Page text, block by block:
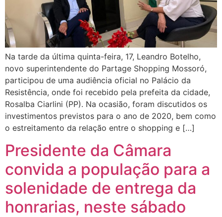
Na tarde da última quinta-feira, 17, Leandro Botelho,
novo superintendente do Partage Shopping Mossoró,
participou de uma audiência oficial no Palácio da
Resistência, onde foi recebido pela prefeita da cidade,
Rosalba Ciarlini (PP). Na ocasião, foram discutidos os
investimentos previstos para o ano de 2020, bem como
o estreitamento da relação entre o shopping e […]
Presidente da Câmara
convida a população para a
solenidade de entrega da
honrarias, neste sábado